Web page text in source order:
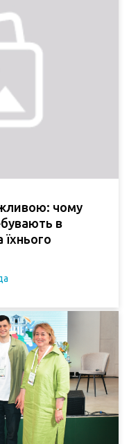
чому
в
їхнього